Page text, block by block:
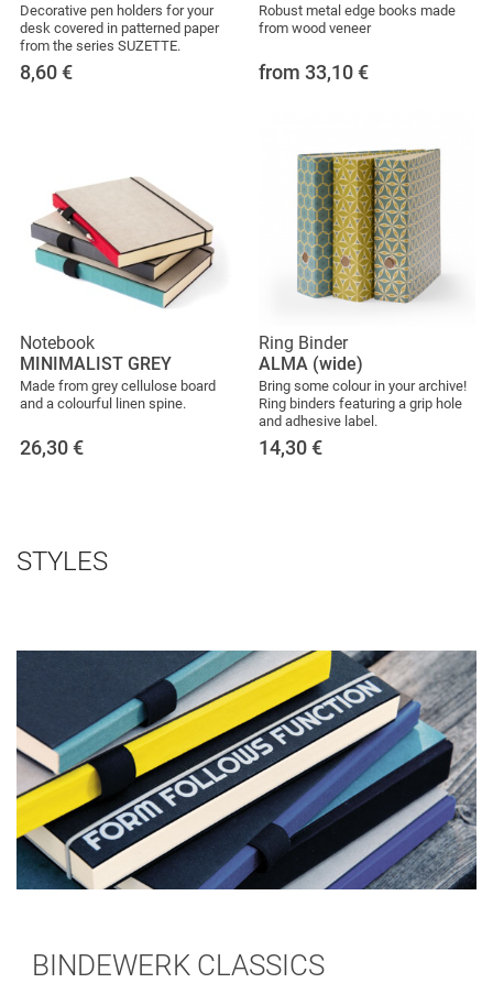
Decorative pen holders for your
desk covered in patterned paper
from the series SUZETTE.
8,60 €
Robust metal edge books made
from wood veneer
from 33,10 €
Notebook
MINIMALIST GREY
Made from grey cellulose board
and a colourful linen spine.
26,30 €
Ring Binder
ALMA (wide)
Bring some colour in your archive!
Ring binders featuring a grip hole
and adhesive label.
14,30 €
STYLES
BINDEWERK CLASSICS